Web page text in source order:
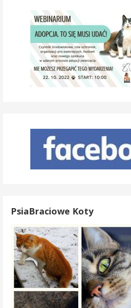
PsiaBraciowe Koty